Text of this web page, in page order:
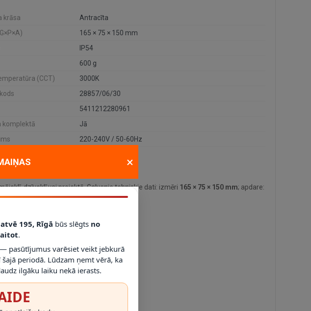
krāsa
Antracīta
165 × 75 × 150 mm
IP54
600 g
(CCT)
3000K
28857/06/30
5411212280961
komplektā
Jā
220-240V / 50-60Hz
dzīvoklī vai projektā. Galvenie tehniskie dati: izmēri 165 × 75 × 150 mm; apdare:
× 10 W; aizsardzības klaseIP54.
un dimmerus.
×
195, Rīgā būs slēgts no
.
— pasūtījumus varēsiet veikt jebkurā
periodā. Lūdzam ņemt vērā, ka
ilgāku laiku nekā ierasts.